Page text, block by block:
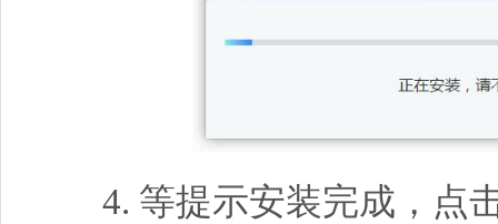
4. 等提示安装完成，点